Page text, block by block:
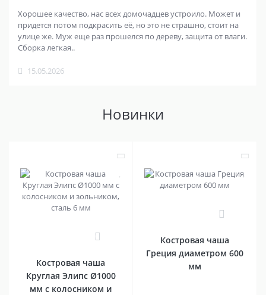
Хорошее качество, нас всех домочадцев устроило. Может и
придется потом подкрасить её, но это не страшно, стоит на
улице же. Муж еще раз прошелся по дереву, защита от влаги.
Сборка легкая..
15.05.2026
Новинки
0
Костровая чаша
Круглая Элипс Ø1000
мм с колосником и
0
Костровая чаша
Греция диаметром 600
мм